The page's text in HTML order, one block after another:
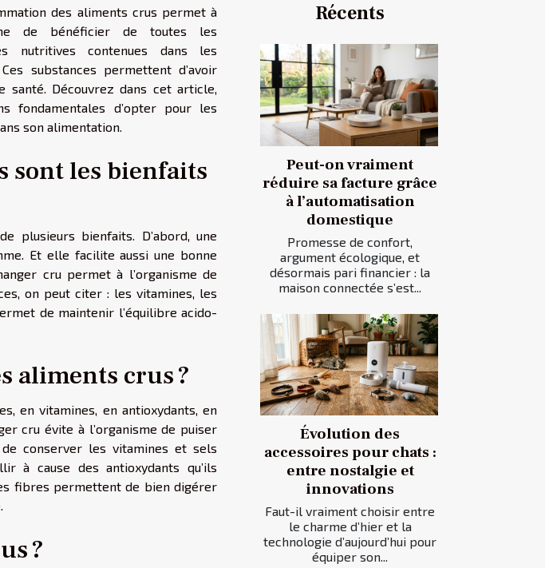
des aliments crus permet à
de bénéficier de toutes les
nutritives contenues dans les
substances permettent d’avoir
santé. Découvrez dans cet article,
fondamentales d’opter pour les
son alimentation.
sont les bienfaits
plusieurs bienfaits. D’abord, une
Et elle facilite aussi une bonne
cru permet à l’organisme de
on peut citer : les vitamines, les
de maintenir l’équilibre acido-
aliments crus ?
en vitamines, en antioxydants, en
cru évite à l’organisme de puiser
de conserver les vitamines et sels
à cause des antioxydants qu’ils
fibres permettent de bien digérer
?
Récents
Peut-on vraiment
réduire sa facture grâce
à l’automatisation
domestique
Promesse de confort,
argument écologique, et
désormais pari financier : la
maison connectée s’est...
Évolution des
accessoires pour chats :
entre nostalgie et
innovations
Faut-il vraiment choisir entre
le charme d’hier et la
technologie d’aujourd’hui pour
équiper son...